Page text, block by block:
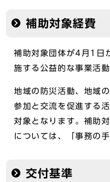
補助対象経費
補助対象団体が4月1日
施する公益的な事業活
地域の防災活動、地域
参加と交流を促進する
対象となります。補助
については、「事務の
交付基準